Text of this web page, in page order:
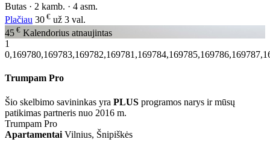
Butas · 2 kamb. · 4 asm.
Plačiau 30 € už 3 val.
45 € Kalendorius atnaujintas
1
Trumpam Pro
Šio skelbimo savininkas yra PLUS programos narys ir mūsų
patikimas partneris nuo 2016 m.
Trumpam Pro
Apartamentai Vilnius, Šnipiškės